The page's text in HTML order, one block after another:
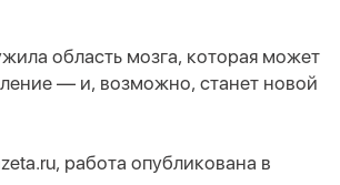
область мозга, которая может
— и, возможно, станет новой
работа опубликована в